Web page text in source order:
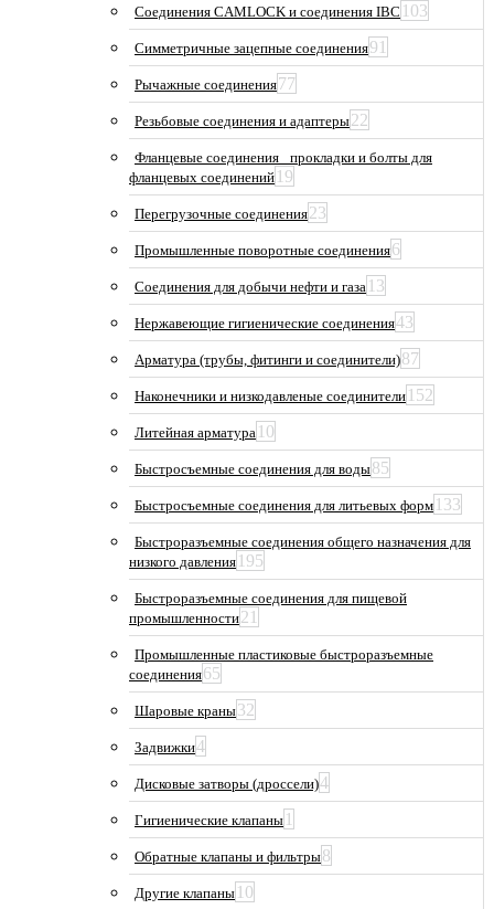
Соединения CAMLOCK и соединения IBC 103
Симметричные зацепные соединения91
Рычажные соединения77
Резьбовые соединения и адаптеры22
Фланцевые соединения_ прокладки и болты для
фланцевых соединений 19
Перегрузочные соединения23
Промышленные поворотные соединения6
Соединения для добычи нефти и газа 13
Нержавеющие гигиенические соединения43
Арматура (трубы, фитинги и соединители)87
Наконечники и низкодавленые соединители 152
Литейная арматура 10
Быстросъемные соединения для воды85
Быстросъемные соединения для литьевых форм 133
Быстроразъемные соединения общего назначения для
низкого давления 195
Быстроразъемные соединения для пищевой
промышленности21
Промышленные пластиковые быстроразъемные
соединения65
Шаровые краны32
Задвижки4
Дисковые затворы (дроссели)4
Гигиенические клапаны 1
Обратные клапаны и фильтры8
Другие клапаны 10